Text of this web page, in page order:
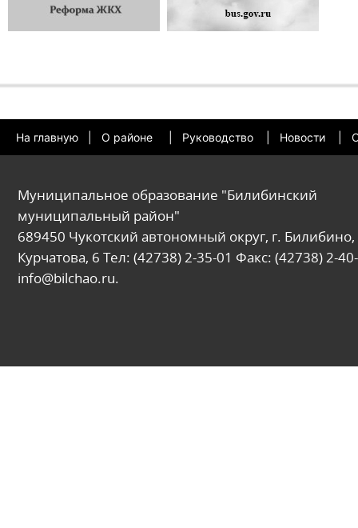
На главную О районе Руководство Новости
Муниципальное образование "Билибинский
муниципальный район"
689450 Чукотский автономный округ, г. Билибино,
Курчатова, 6 Тел: (42738) 2-35-01 Факс: (42738) 2-
info@bilchao.ru.